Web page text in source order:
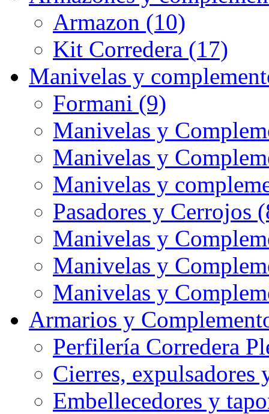
Armazon (10)
Kit Corredera (17)
Manivelas y
Formani (9)
Manivelas y
Manivelas y
Manivelas y
Pasadores y Cerrojos
Manivelas y
Manivelas y
Manivelas y
Armarios y
Perfilería Corredera
Cierres, expulsadores
Embellecedores y